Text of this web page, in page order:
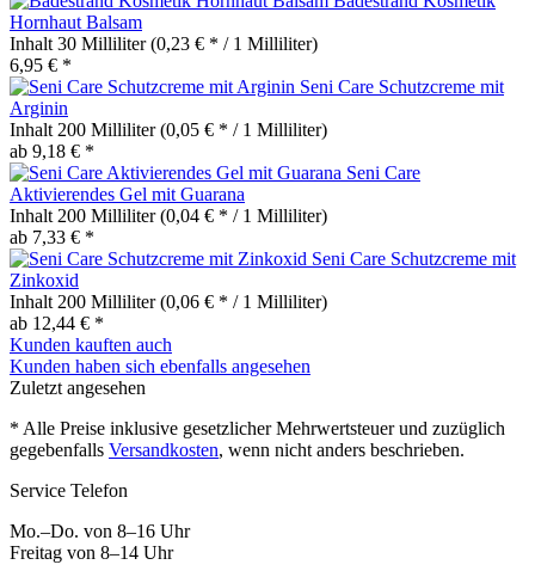
Hornhaut Balsam
Inhalt 30 Milliliter(0,23 € * / 1 Milliliter)
6,95 € *
Seni Care Schutzcreme mit
Arginin
Inhalt 200 Milliliter(0,05 € * / 1 Milliliter)
ab 9,18 € *
Seni Care
Aktivierendes Gel mit Guarana
Inhalt 200 Milliliter(0,04 € * / 1 Milliliter)
ab 7,33 € *
Seni Care Schutzcreme mit
Zinkoxid
Inhalt 200 Milliliter(0,06 € * / 1 Milliliter)
ab 12,44 € *
Kunden kauften auch
Kunden haben sich ebenfalls angesehen
Zuletzt angesehen
* Alle Preise inklusive gesetzlicher Mehrwertsteuer und zuzüglich
gegebenfalls Versandkosten, wenn nicht anders beschrieben.
Service Telefon
Mo.–Do. von 8–16 Uhr
Freitag von 8–14 Uhr